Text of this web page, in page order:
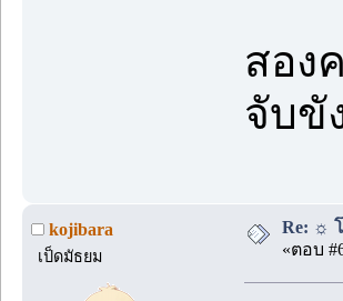
สอง
จับขั
kojibara
เป็ดมัธยม
Re: ☼
«ตอบ